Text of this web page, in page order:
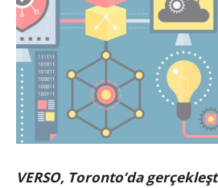
VERSO, Toronto’da